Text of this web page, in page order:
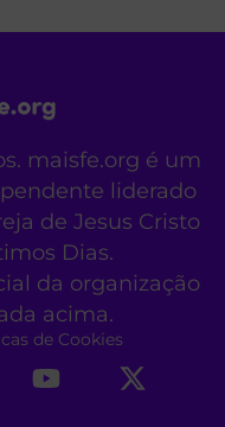
maisfe.org é um
liderado
de Jesus Cristo
Dias.
da organização
acima.
de Cookies